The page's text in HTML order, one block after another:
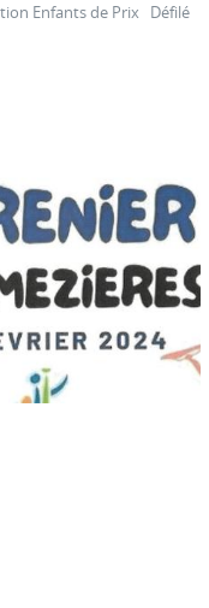
Enfants de Prix Défilé